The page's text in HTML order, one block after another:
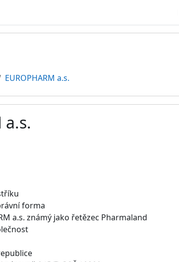
EUROPHARM a.s.
a.s.
forma
a.s. známý jako řetězec Pharmaland